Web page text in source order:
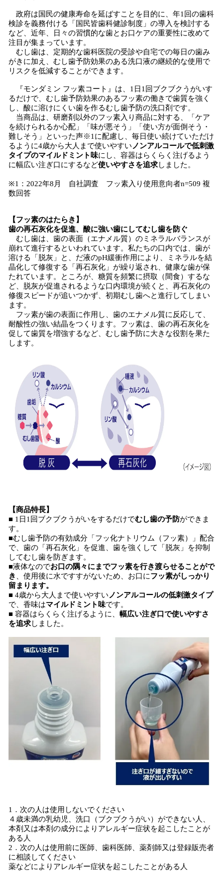
政府は国民の健康寿命を延ばすことを目的に、年1回の歯科
検診を義務付ける「国民皆歯科健診制度」の導入を検討する
など、近年、日々の習慣的な歯とお口ケアの重要性に改めて
注目が集まっています。
むし歯は、定期的な歯科医院の受診や自宅での毎日の歯み
がきに加え、むし歯予防効果のある洗口液の継続的な使用で
リスクを低減することができます。
『モンダミン フッ素コート』は、1日1回ブクブクうがいす
るだけで、むし歯予防効果のあるフッ素の働きで歯質を強く
し、酸に溶けにくい歯を作るむし歯予防の洗口剤です。
当商品は、研磨剤以外のフッ素入り商品に対する、「ケア
を続けられるか心配」「味が悪そう」「使い方が面倒そう・
難しそう」といった声※1に配慮し、毎日使い続けていただけ
るように4歳から大人まで使いやすい ノンアルコールで低刺激
タイプのマイルドミント味にし、容器はらくらく注げるよう
に幅広い注ぎ口にするなど使いやすさを追求しました。
※1：2022年8月 自社調査 フッ素入り使用意向者n=509 複
数回答
【フッ素のはたらき】
歯の再石灰化を促進、酸に強い歯にしてむし歯を防ぐ
むし歯は、歯の表面（エナメル質）のミネラルバランスが
崩れて進行するといわれています。私たちの口内では、歯が
溶ける「脱灰」と、だ液のpH緩衝作用により、ミネラルを結
晶化して修復する「再石灰化」が繰り返され、健康な歯が保
たれています。ところが、糖質を頻繁に摂取（間食）するな
ど、脱灰が促進されるような口内環境が続くと、再石灰化の
修復スピードが追いつかず、初期むし歯へと進行してしまい
ます。
フッ素が歯の表面に作用し、歯のエナメル質に反応して、
耐酸性の強い結晶をつくります。フッ素は、歯の再石灰化を
促して歯質を増強するなど、むし歯予防に大きな役割を果た
します。
【商品特長】
■ 1日1回ブクブクうがいをするだけでむし歯の予防ができま
す。
■むし歯予防の有効成分「フッ化ナトリウム（フッ素）」配合
で、歯の「再石灰化」を促進、歯を強くして「脱灰」を抑制
してむし歯を防ぎます。
■液体なのでお口の隅々にまでフッ素を行き渡らせることがで
き
、使用後に水ですすがないため、お口にフッ素がしっかり
留まります。
■ 4歳から大人まで使いやすい ノンアルコールの低刺激タイプ
で、香味はマイルドミント味です。
■ 容器はらくらく注げるように、 幅広い注ぎ口で使いやすさ
を追求しました。
1．次の人は使用しないでください
４歳未満の乳幼児、洗口（ブクブクうがい）ができない人、
本剤又は本剤の成分によりアレルギー症状を起こしたことが
ある人
2．次の人は使用前に医師、歯科医師、薬剤師又は登録販売者
に相談してください
薬などによりアレルギー症状を起こしたことがある人